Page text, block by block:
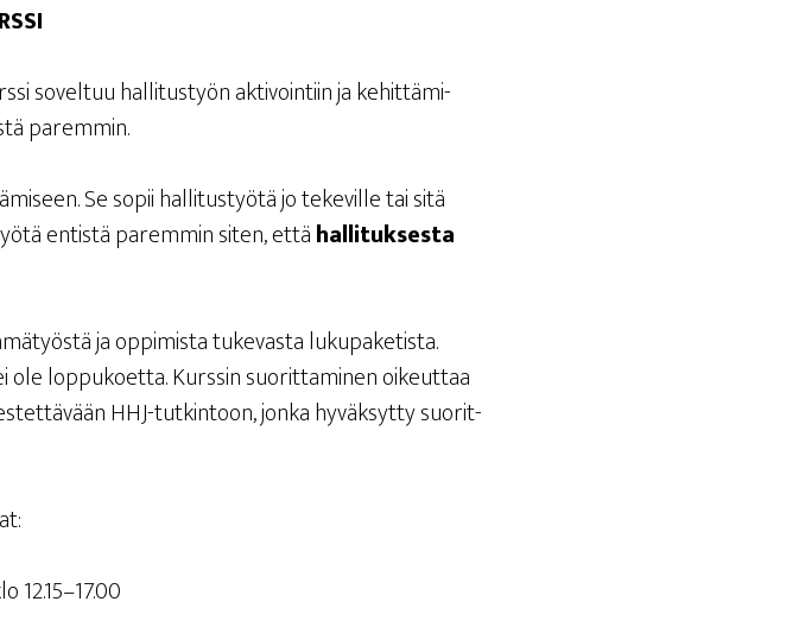
sovel­tuu hal­li­tus­työn akti­voin­tiin ja kehit­tä­mi­
paremmin.
Se sopii hal­li­tus­työ­tä jo teke­vil­le tai sitä
entis­tä parem­min siten, ettähal­li­tuk­ses­ta
ja oppi­mis­ta tuke­vas­ta luku­pa­ke­tis­ta.
ole lop­pu­koet­ta. Kurs­sin suo­rit­ta­mi­nen oikeut­taa
HHJ-tutkintoon, jon­ka hyväk­syt­ty suo­rit­
12.15–17.00